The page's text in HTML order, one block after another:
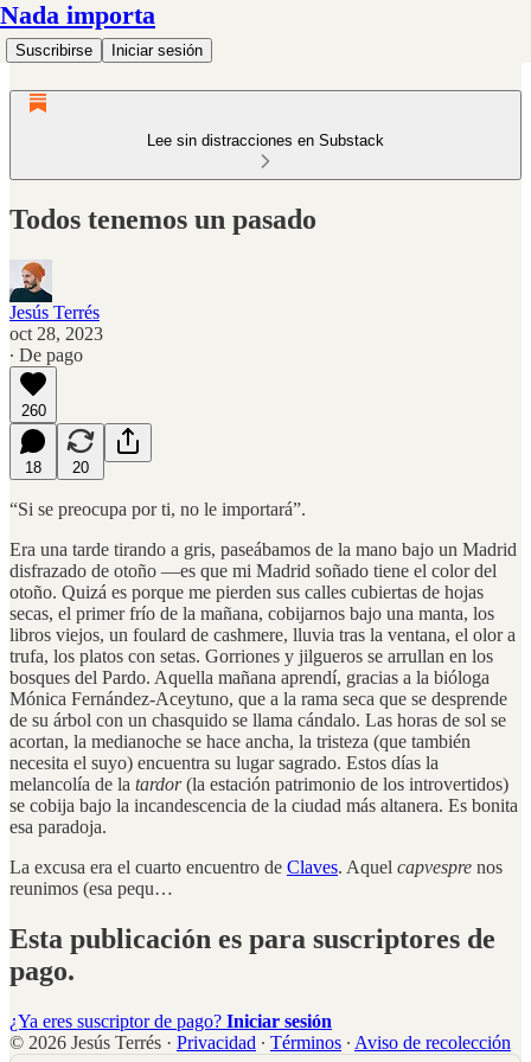
Nada importa
Suscribirse Iniciar sesión
Lee sin distracciones en Substack
Todos tenemos un pasado
Jesús Terrés
oct 28, 2023
∙ De pago
260
18 20
“Si se preocupa por ti, no le importará”.
Era una tarde tirando a gris, paseábamos de la mano bajo un Madrid
disfrazado de otoño —es que mi Madrid soñado tiene el color del
otoño. Quizá es porque me pierden sus calles cubiertas de hojas
secas, el primer frío de la mañana, cobijarnos bajo una manta, los
libros viejos, un foulard de cashmere, lluvia tras la ventana, el olor a
trufa, los platos con setas. Gorriones y jilgueros se arrullan en los
bosques del Pardo. Aquella mañana aprendí, gracias a la bióloga
Mónica Fernández-Aceytuno, que a la rama seca que se desprende
de su árbol con un chasquido se llama cándalo. Las horas de sol se
acortan, la medianoche se hace ancha, la tristeza (que también
necesita el suyo) encuentra su lugar sagrado. Estos días la
melancolía de la tardor(la estación patrimonio de los introvertidos)
se cobija bajo la incandescencia de la ciudad más altanera. Es bonita
esa paradoja.
La excusa era el cuarto encuentro de Claves. Aquel capvespre nos
reunimos (esa pequ…
Esta publicación es para suscriptores de
pago.
¿Ya eres suscriptor de pago? Iniciar sesión
© 2026 Jesús Terrés · Privacidad ∙ Términos ∙ Aviso de recolección